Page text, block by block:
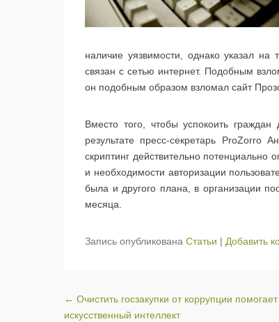
наличие уязвимости, однако указал
связан с сетью интернет. Подобным
он подобным образом взломал сайт
Вместо того, чтобы успокоить
результате пресс-секретарь ProZorro
скриптинг действительно
и необходимости авторизации
была и другого плана, в организации
месяца.
Запись опубликована Статьи | Добавить
Навигация по записям
← Очистить госзакупки от коррупции помогает
искусственный интеллект